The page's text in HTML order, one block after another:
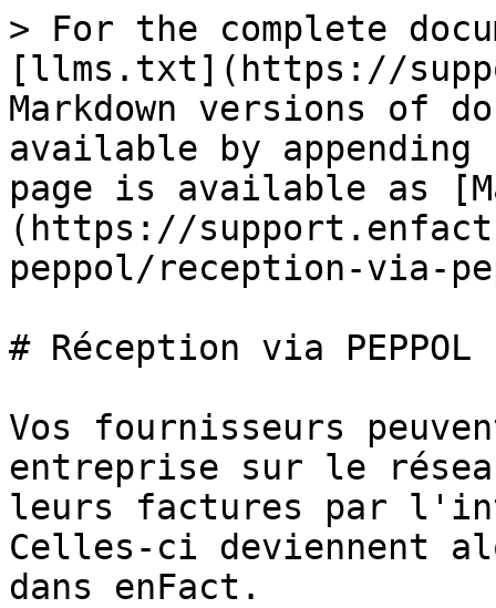
> For the complete
[llms.txt](https://
Markdown versions of
available by
page is available as
(https://
peppol/reception-via-
# Réception via PEPPOL
Vos fournisseurs
entreprise sur le
leurs factures par
Celles-ci deviennent
dans enFact.